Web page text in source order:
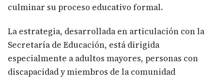
culminar su proceso educativo formal.
La estrategia, desarrollada en articulación con la
Secretaría de Educación, está dirigida
especialmente a adultos mayores, personas con
discapacidad y miembros de la comunidad